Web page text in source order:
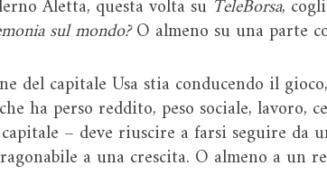
Aletta, questa volta su TeleBorsa,
sul mondo?O almeno su una parte
del capitale Usa stia conducendo il
ha perso reddito, peso sociale, lavoro,
– deve riuscire a farsi seguire da
a una crescita. O almeno a un